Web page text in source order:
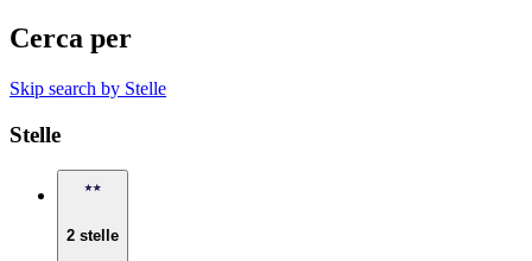
Cerca per
Skip search by Stelle
Stelle
2 stelle